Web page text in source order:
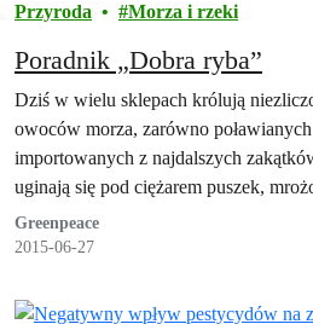
Przyroda Morza i rzeki
Poradnik „Dobra ryba”
Dziś w wielu sklepach królują
owoców morza, zarówno
importowanych z najdalszych
uginają się pod ciężarem puszek,
Greenpeace
2015-06-27